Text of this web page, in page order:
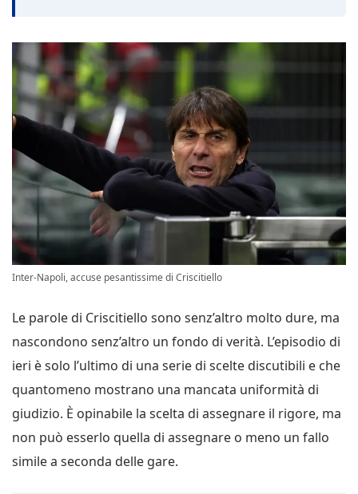
Inter-Napoli, accuse pesantissime di Criscitiello
Le parole di Criscitiello sono senz’altro molto dure, ma
nascondono senz’altro un fondo di verità. L’episodio di
ieri è solo l’ultimo di una serie di scelte discutibili e che
quantomeno mostrano una mancata uniformità di
giudizio. È opinabile la scelta di assegnare il rigore, ma
non può esserlo quella di assegnare o meno un fallo
simile a seconda delle gare.